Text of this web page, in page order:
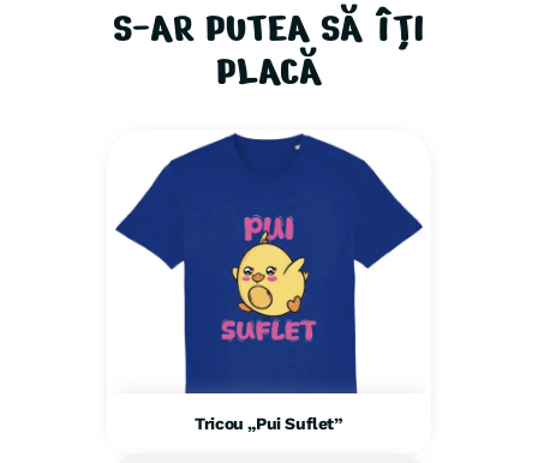
S-AR PUTEA SĂ ÎȚI
PLACĂ
Tricou „Pui Suflet”